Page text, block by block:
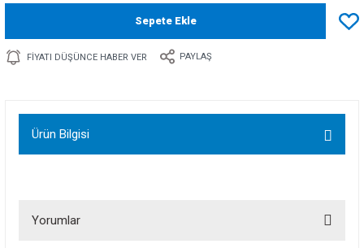
Sepete Ekle
FIYATI DÜŞÜNCE HABER VER PAYLAŞ
Ürün Bilgisi
Yorumlar